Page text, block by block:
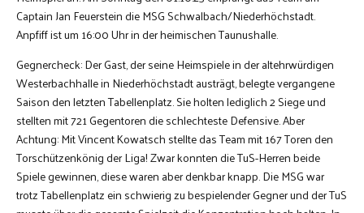
Captain Jan Feuerstein die MSG Schwalbach/Niederhöchstadt.
Anpfiff ist um 16:00 Uhr in der heimischen Taunushalle.
Gegnercheck: Der Gast, der seine Heimspiele in der altehrwürdigen
Westerbachhalle in Niederhöchstadt austrägt, belegte vergangene
Saison den letzten Tabellenplatz. Sie holten lediglich 2 Siege und
stellten mit 721 Gegentoren die schlechteste Defensive. Aber
Achtung: Mit Vincent Kowatsch stellte das Team mit 167 Toren den
Torschützenkönig der Liga! Zwar konnten die TuS-Herren beide
Spiele gewinnen, diese waren aber denkbar knapp. Die MSG war
trotz Tabellenplatz ein schwierig zu bespielender Gegner und der TuS